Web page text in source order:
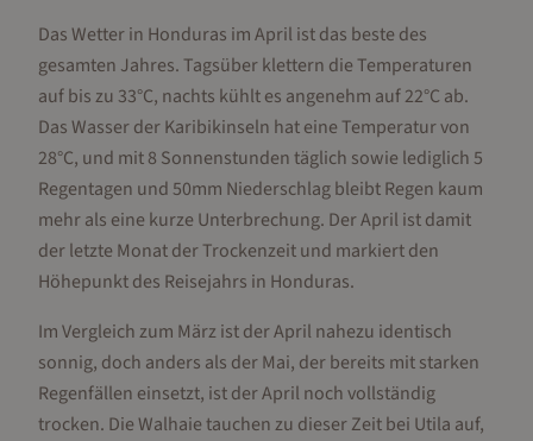
Das Wetter in Honduras im April ist das beste des
gesamten Jahres. Tagsüber klettern die Temperaturen
auf bis zu 33°C, nachts kühlt es angenehm auf 22°C ab.
Das Wasser der Karibikinseln hat eine Temperatur von
28°C, und mit 8 Sonnenstunden täglich sowie lediglich 5
Regentagen und 50mm Niederschlag bleibt Regen kaum
mehr als eine kurze Unterbrechung. Der April ist damit
der letzte Monat der Trockenzeit und markiert den
Höhepunkt des Reisejahrs in Honduras.
Im Vergleich zum März ist der April nahezu identisch
sonnig, doch anders als der Mai, der bereits mit starken
Regenfällen einsetzt, ist der April noch vollständig
trocken. Die Walhaie tauchen zu dieser Zeit bei Utila auf,